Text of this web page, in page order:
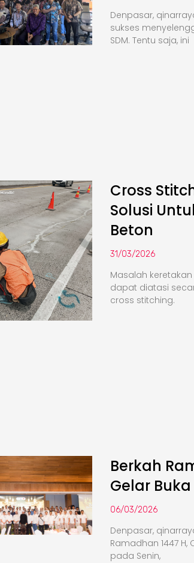
Denpasar,
sukses
SDM. Tentu saja, ini
Cross
Solusi
Beton
31/03/2026
Masalah
dapat diatasi
cross stitching.
Berkah
Gelar
06/03/2026
Denpasar,
Ramadhan 1447
pada Senin,